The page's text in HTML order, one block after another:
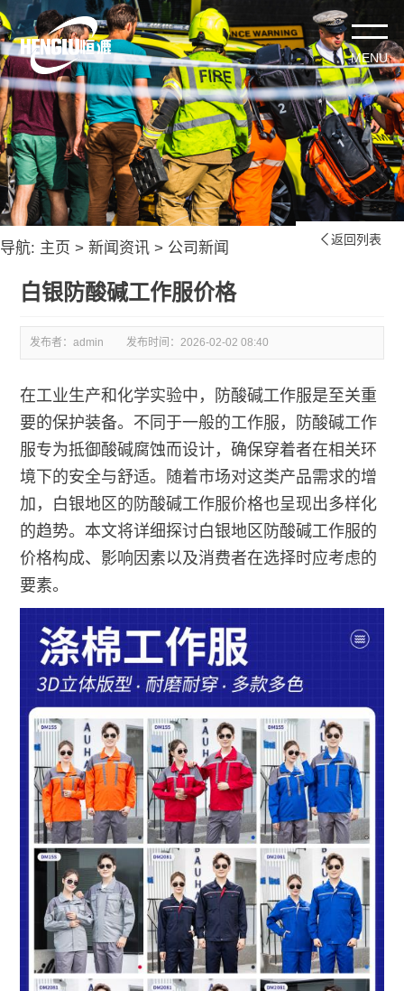
导航: 主页 > 新闻资讯 > 公司新闻  返回列表
白银防酸碱工作服价格
发布者：admin 发布时间：2026-02-02 08:40
在工业生产和化学实验中，防酸碱工作服是至关重
要的保护装备。不同于一般的工作服，防酸碱工作
服专为抵御酸碱腐蚀而设计，确保穿着者在相关环
境下的安全与舒适。随着市场对这类产品需求的增
加，白银地区的防酸碱工作服价格也呈现出多样化
的趋势。本文将详细探讨白银地区防酸碱工作服的
价格构成、影响因素以及消费者在选择时应考虑的
要素。